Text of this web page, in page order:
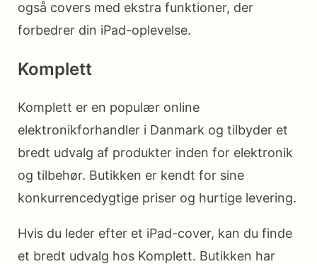
også covers med ekstra funktioner, der
forbedrer din iPad-oplevelse.
Komplett
Komplett er en populær online
elektronikforhandler i Danmark og tilbyder et
bredt udvalg af produkter inden for elektronik
og tilbehør. Butikken er kendt for sine
konkurrencedygtige priser og hurtige levering.
Hvis du leder efter et iPad-cover, kan du finde
et bredt udvalg hos Komplett. Butikken har